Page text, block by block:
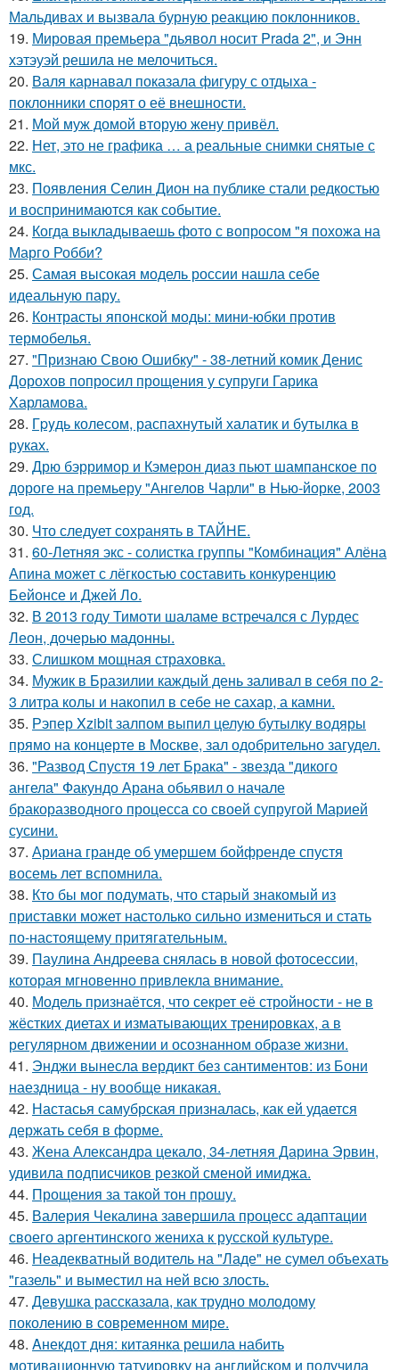
Мальдивах и вызвала бурную реакцию поклонников.
19. Мировая премьера "дьявол носит Prada 2", и Энн
хэтэуэй решила не мелочиться.
20. Валя карнавал показала фигуру с отдыха -
поклонники спорят о её внешности.
21. Мой муж домой вторую жену привёл.
22. Нет, это не графика … а реальные снимки снятые с
мкс.
23. Появления Селин Дион на публике стали редкостью
и воспринимаются как событие.
24. Когда выкладываешь фото с вопросом "я похожа на
Марго Робби?
25. Самая высокая модель россии нашла себе
идеальную пару.
26. Контрасты японской моды: мини-юбки против
термобелья.
27. "Признаю Свою Ошибку" - 38-летний комик Денис
Дорохов попросил прощения у супруги Гарика
Харламова.
28. Гpyдь колесом, распахнутый халатик и бутылка в
руках.
29. Дрю бэрримор и Кэмерон диаз пьют шампанское по
дороге на премьеру "Ангелов Чарли" в Нью-йорке, 2003
год.
30. Что следует сохранять в ТАЙНЕ.
31. 60-Летняя экс - солистка группы "Комбинация" Алёна
Апина может с лёгкостью составить конкуренцию
Бейонсе и Джей Ло.
32. В 2013 году Тимоти шаламе встречался с Лурдес
Леон, дочерью мадонны.
33. Слишком мощная страховка.
34. Мужик в Бразилии каждый день заливал в себя по 2-
3 литра колы и накопил в себе не сахар, а камни.
35. Рэпер Xzibit залпом выпил целую бутылку водяры
прямо на концерте в Москве, зал одобрительно загудел.
36. "Развод Спустя 19 лет Брака" - звезда "дикого
ангела" Факундо Арана обьявил о начале
бракоразводного процесса со своей супругой Марией
сусини.
37. Ариана гранде об умершем бойфренде спустя
восемь лет вспомнила.
38. Кто бы мог подумать, что старый знакомый из
приставки может настолько сильно измениться и стать
по-настоящему притягательным.
39. Паулина Андреева снялась в новой фотосессии,
которая мгновенно привлекла внимание.
40. Модель признаётся, что секрет её стройности - не в
жёстких диетах и изматывающих тренировках, а в
регулярном движении и осознанном образе жизни.
41. Энджи вынесла вердикт без сантиментов: из Бони
наездница - ну вообще никакая.
42. Настасья самубрская призналась, как ей удается
держать себя в форме.
43. Жена Александра цекало, 34-летняя Дарина Эрвин,
удивила подписчиков резкой сменой имиджа.
44. Прощения за такой тон прошу.
45. Валерия Чекалина завершила процесс адаптации
своего аргентинского жениха к русской культуре.
46. Неадекватный водитель на "Ладе" не сумел объехать
"газель" и выместил на ней всю злость.
47. Девушка рассказала, как трудно молодому
поколению в современном мире.
48. Aнекдот дня: китаянка решила набить
мотивационную татуировку на английском и получила